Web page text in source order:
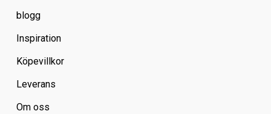
blogg
Inspiration
Köpevillkor
Leverans
Om oss